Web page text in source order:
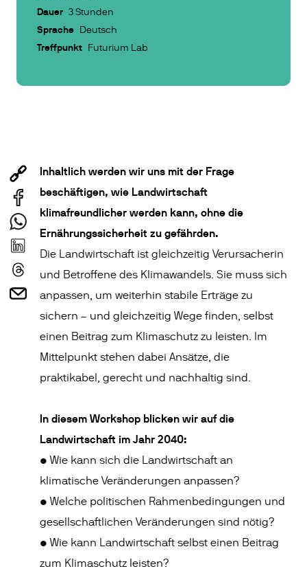
Dauer 3 Stunden
Sprache Deutsch
Treffpunkt Futurium Lab
Inhaltlich werden wir uns mit der Frage
beschäftigen, wie Landwirtschaft
klimafreundlicher werden kann, ohne die
Ernährungssicherheit zu gefährden.
Die Landwirtschaft ist gleichzeitig Verursacherin
und Betroffene des Klimawandels. Sie muss sich
anpassen, um weiterhin stabile Erträge zu
sichern – und gleichzeitig Wege finden, selbst
einen Beitrag zum Klimaschutz zu leisten. Im
Mittelpunkt stehen dabei Ansätze, die
praktikabel, gerecht und nachhaltig sind.
In diesem Workshop blicken wir auf die
Landwirtschaft im Jahr 2040:
• Wie kann sich die Landwirtschaft an
klimatische Veränderungen anpassen?
• Welche politischen Rahmenbedingungen und
gesellschaftlichen Veränderungen sind nötig?
• Wie kann Landwirtschaft selbst einen Beitrag
zum Klimaschutz leisten?